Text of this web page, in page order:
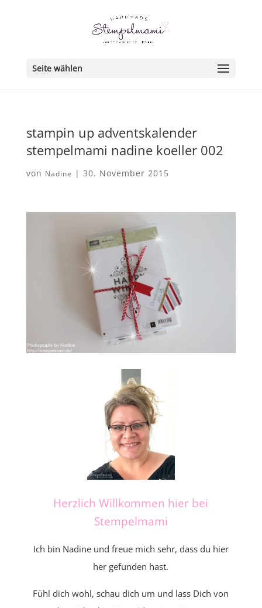
Seite wählen
stampin up adventskalender
stempelmami nadine koeller 002
von Nadine | 30. November 2015
Herzlich Willkommen hier bei
Stempelmami
Ich bin Nadine und freue mich sehr, dass du hier
her gefunden hast.
Fühl dich wohl, schau dich um und lass Dich von